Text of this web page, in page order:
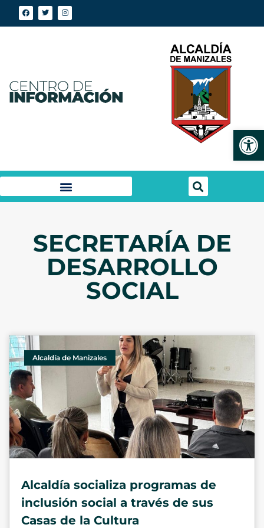
SECRETARÍA DE
DESARROLLO
SOCIAL
Alcaldía de Manizales
Alcaldía socializa programas de
inclusión social a través de sus
Casas de la Cultura